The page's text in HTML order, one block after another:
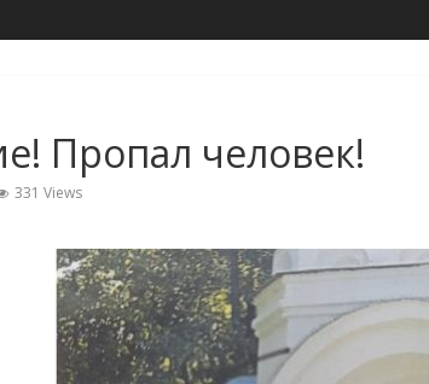
Пропал человек!
331 Views